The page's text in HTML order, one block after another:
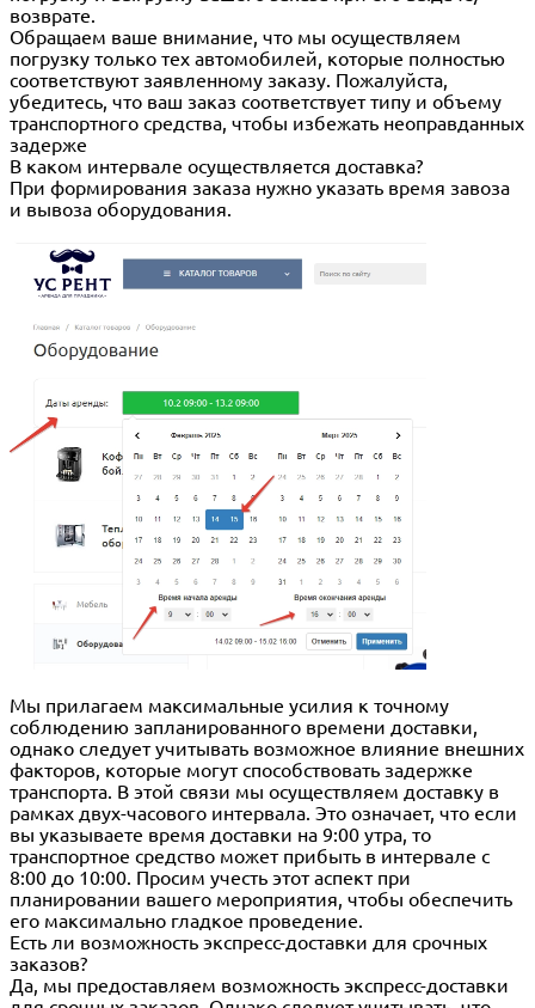
возврате.
Обращаем ваше внимание, что мы осуществляем
погрузку только тех автомобилей, которые полностью
соответствуют заявленному заказу. Пожалуйста,
убедитесь, что ваш заказ соответствует типу и объему
транспортного средства, чтобы избежать неоправданных
задерже
В каком интервале осуществляется доставка?
При формирования заказа нужно указать время завоза
и вывоза оборудования.
Мы прилагаем максимальные усилия к точному
соблюдению запланированного времени доставки,
однако следует учитывать возможное влияние внешних
факторов, которые могут способствовать задержке
транспорта. В этой связи мы осуществляем доставку в
рамках двух-часового интервала. Это означает, что если
вы указываете время доставки на 9:00 утра, то
транспортное средство может прибыть в интервале с
8:00 до 10:00. Просим учесть этот аспект при
планировании вашего мероприятия, чтобы обеспечить
его максимально гладкое проведение.
Есть ли возможность экспресс-доставки для срочных
заказов?
Да, мы предоставляем возможность экспресс-доставки